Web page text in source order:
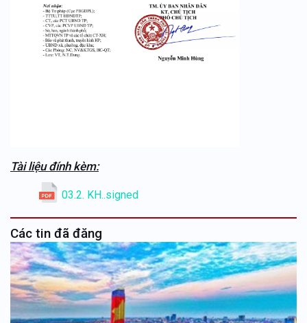
Tài liệu đính kèm:
03.2. KH..signed
Các tin đã đăng